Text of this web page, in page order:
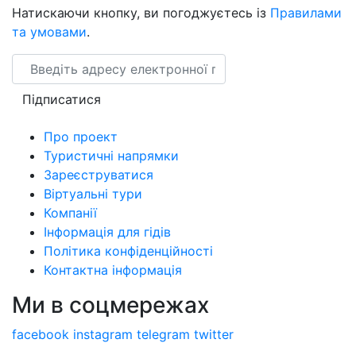
Натискаючи кнопку, ви погоджуєтесь із Правилами
та умовами.
Email
Підписатися
Про проект
Туристичні напрямки
Зареєструватися
Віртуальні тури
Компанії
Інформація для гідів
Політика конфіденційності
Контактна інформація
Ми в соцмережах
facebook instagram telegram twitter